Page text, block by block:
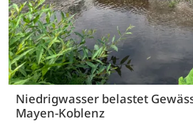
Niedrigwasser belastet
Mayen-Koblenz